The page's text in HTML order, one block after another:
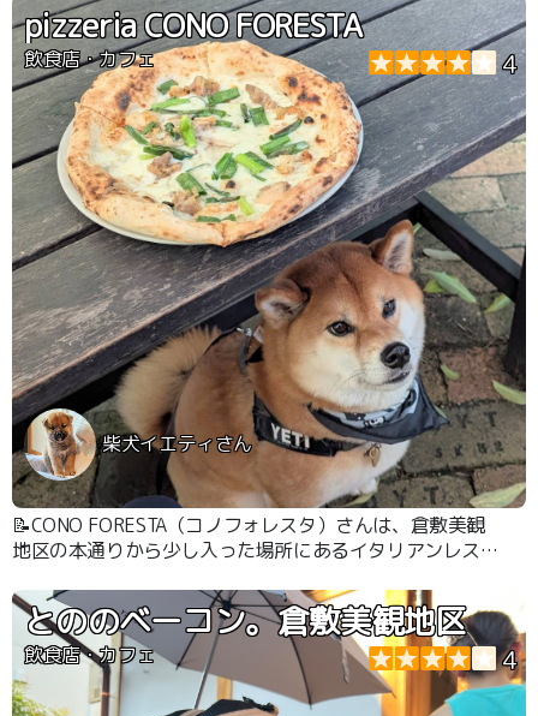
pizzeria CONO FORESTA
飲食店・カフェ 4
柴犬イエティさん
📝CONO FORESTA（コノフォレスタ）さんは、倉敷美観
地区の本通りから少し入った場所にあるイタリアンレスト
でワンちゃんも一緒に食事ができます🌲☺️🐶🌲 薪窯で焼
かれるピザは生地もとても美味しかったです👍✨
とののベーコン。倉敷美観地区
飲食店・カフェ 4